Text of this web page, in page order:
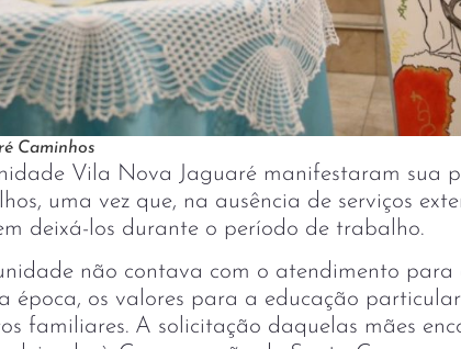
Caminhos
Vila Nova Jaguaré manifestaram sua
uma vez que, na ausência de serviços
deixá-los durante o período de trabalho.
não contava com o atendimento para
época, os valores para a educação
familiares. A solicitação daquelas mães